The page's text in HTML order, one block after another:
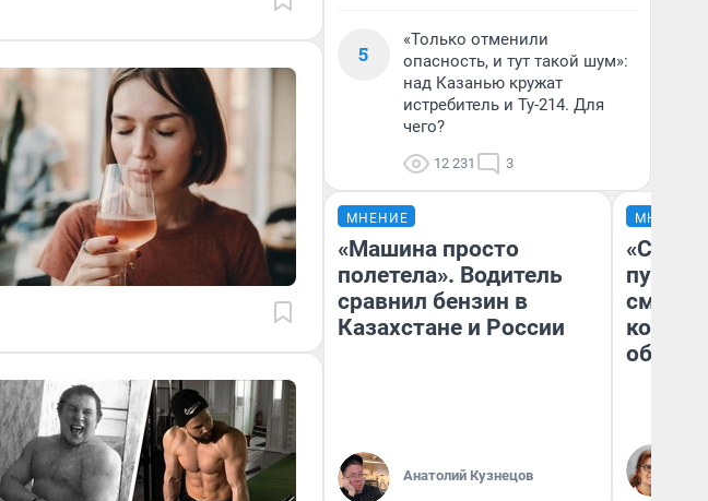
5
«Только отменили
опасность, и тут такой шум»:
над Казанью кружат
истребитель и Ту-214. Для
чего?
12 231 3
МНЕНИЕ
«Машина просто
полетела». Водитель
сравнил бензин в
Казахстане и России
Анатолий Кузнецов
МНЕНИЕ